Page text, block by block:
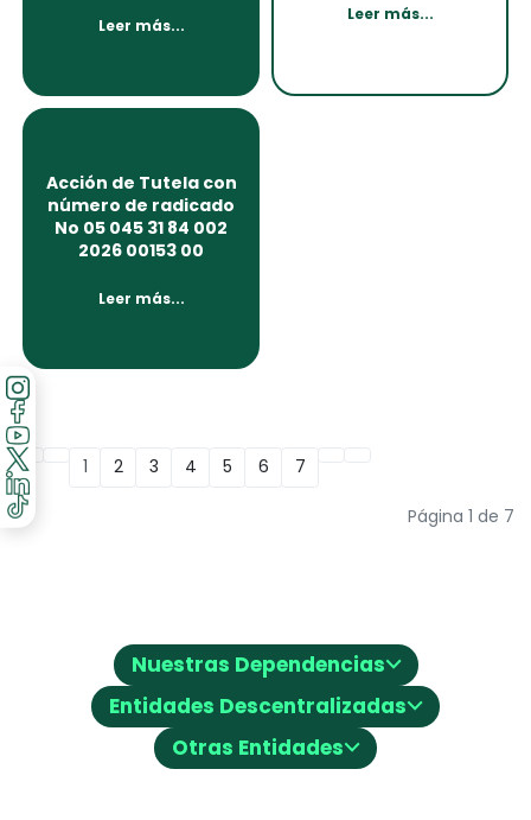
Acción de Tutela con
número de radicado
No 05 045 31 84 002
2026 00153 00
1 2 3 4 5 6 7
Página 1 de 7
Nuestras Dependencias⌵
Entidades Descentralizadas⌵
Otras Entidades⌵